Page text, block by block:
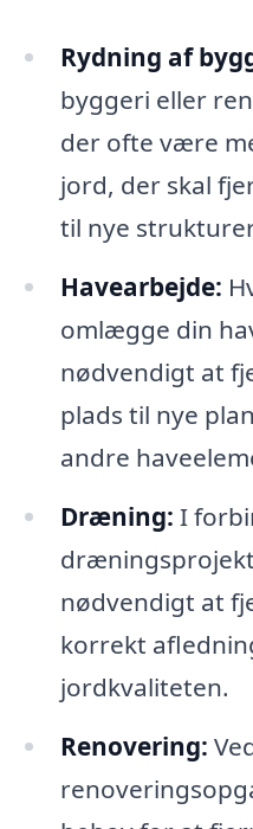
Rydning af
byggeri eller
der ofte være
jord, der skal
til nye
Havearbejde:
omlægge din
nødvendigt at
plads til nye
andre
Dræning: I
nødvendigt at
korrekt
jordkvaliteten.
Renovering: